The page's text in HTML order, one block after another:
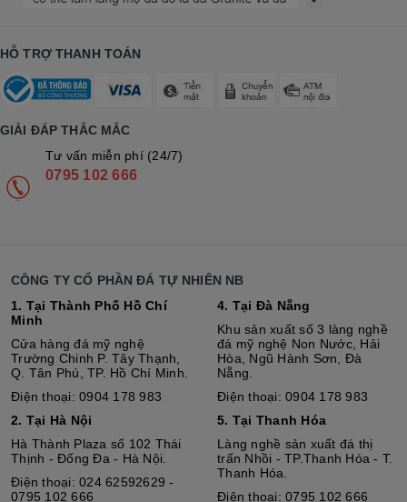
HỖ TRỢ THANH TOÁN
GIẢI ĐÁP THẮC MẮC
Tư vấn miễn phí (24/7)
0795 102 666
CÔNG TY CỔ PHẦN ĐÁ TỰ NHIÊN NB
1. Tại Thành Phố Hồ Chí
Minh
Cửa hàng đá mỹ nghệ
Trường Chinh P. Tây Thạnh,
Q. Tân Phú, TP. Hồ Chí Minh.
Điện thoại: 0904 178 983
2. Tại Hà Nội
Hà Thành Plaza số 102 Thái
Thịnh - Đống Đa - Hà Nội.
Điện thoại: 024 62592629 -
0795 102 666
4. Tại Đà Nẵng
Khu sản xuất số 3 làng nghề
đá mỹ nghệ Non Nước, Hải
Hòa, Ngũ Hành Sơn, Đà
Nẵng.
Điện thoại: 0904 178 983
5. Tại Thanh Hóa
Làng nghề sản xuất đá thị
trấn Nhồi - TP.Thanh Hóa - T.
Thanh Hóa.
Điện thoại: 0795 102 666